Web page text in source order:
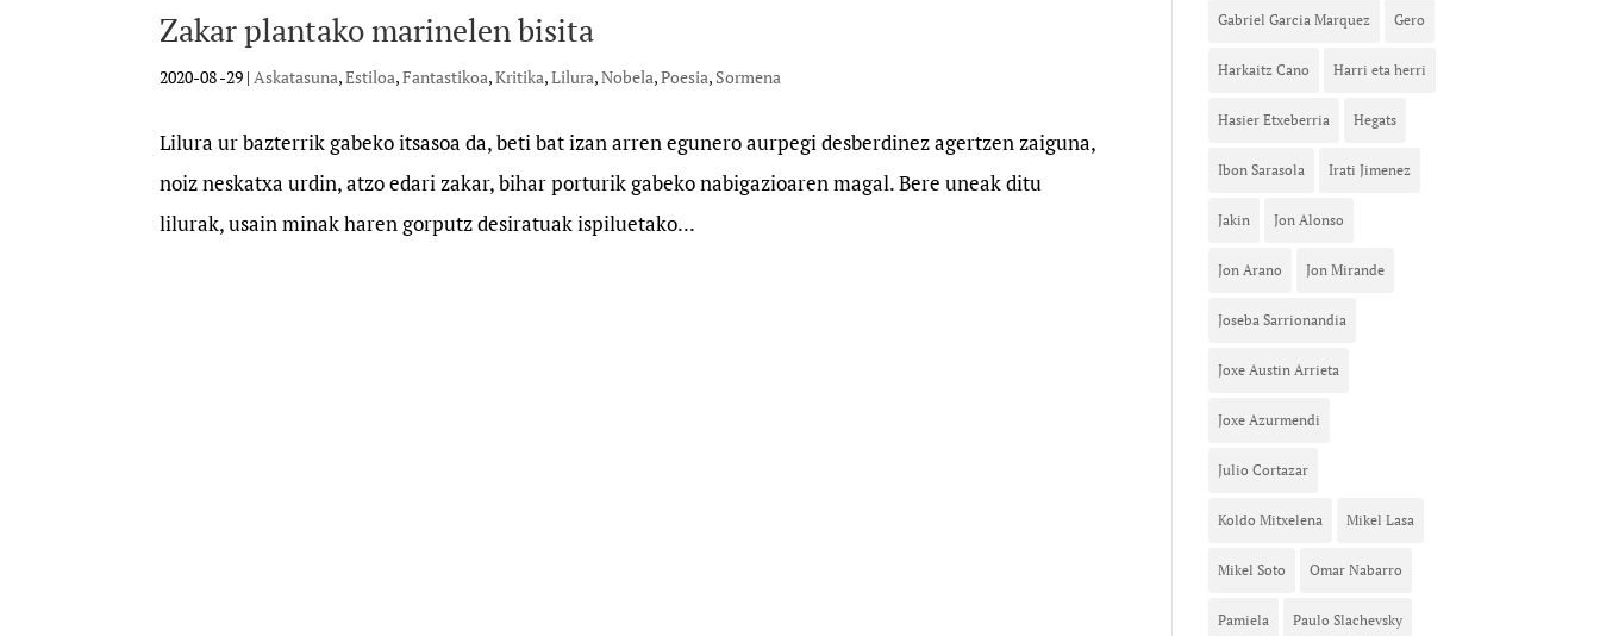
Zakar plantako marinelen bisita
2020-08 -29 | Askatasuna,Estiloa,Fantastikoa,Kritika,Lilura,Nobela,Poesia, Sormena
Lilura ur bazterrik gabeko itsasoa da, beti bat izan arren egunero aurpegi desberdinez agertzen zaiguna,
noiz neskatxa urdin, atzo edari zakar, bihar porturik gabeko nabigazioaren magal. Bere uneak ditu
lilurak, usain minak haren gorputz desiratuak ispiluetako...
Gabriel Garcia Marquez Gero
Harkaitz Cano Harri eta herri
Hasier Etxeberria Hegats
Ibon Sarasola Irati Jimenez
Jakin Jon Alonso
Jon Arano Jon Mirande
Joseba Sarrionandia
Joxe Austin Arrieta
Joxe Azurmendi
Julio Cortazar
Koldo Mitxelena Mikel Lasa
Mikel Soto Omar Nabarro
Pamiela Paulo Slachevsky